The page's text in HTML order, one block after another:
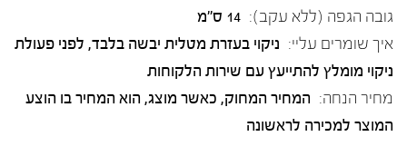
גובה הגפה (ללא עקב): 14 ס"מ
איך שומרים עליי: ניקוי בעזרת מטלית יבשה בלבד, לפני פעולת
ניקוי מומלץ להתייעץ עם שירות הלקוחות
מחיר הנחה: המחיר המחוק, כאשר מוצג, הוא המחיר בו הוצע
המוצר למכירה לראשונה